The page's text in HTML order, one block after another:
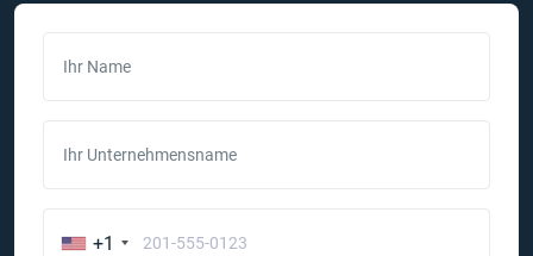
Ihr Name
Ihr Unternehmensname
+1